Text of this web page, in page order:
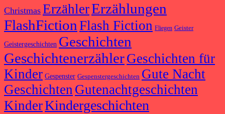
Christmas ErzählerErzählungen
FlashFictionFlash Fiction Fliegen Geister
Geistergeschichten Geschichten
GeschichtenerzählerGeschichten für
Kinder Gespenster Gespenstergeschichten Gute Nacht
Geschichten Gutenachtgeschichten
KinderKindergeschichten